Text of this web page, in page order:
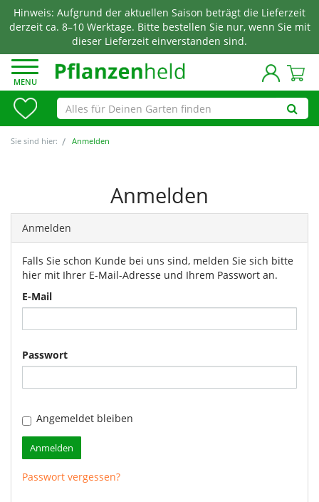
Hinweis: Aufgrund der aktuellen Saison beträgt die Lieferzeit
derzeit ca. 8–10 Werktage. Bitte bestellen Sie nur, wenn Sie mit
dieser Lieferzeit einverstanden sind.
MENU
Sie sind hier: Anmelden
Anmelden
Anmelden
Falls Sie schon Kunde bei uns sind, melden Sie sich bitte
hier mit Ihrer E-Mail-Adresse und Ihrem Passwort an.
E-Mail
Passwort
Angemeldet bleiben
Anmelden
Passwort vergessen?